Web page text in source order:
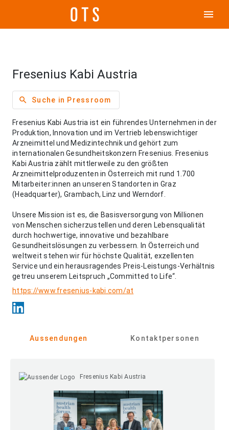
menu
Fresenius Kabi Austria
search Suche in Pressroom
Fresenius Kabi Austria ist ein führendes Unternehmen in der
Produktion, Innovation und im Vertrieb lebenswichtiger
Arzneimittel und Medizintechnik und gehört zum
internationalen Gesundheitskonzern Fresenius. Fresenius
Kabi Austria zählt mittlerweile zu den größten
Arzneimittelproduzenten in Österreich mit rund 1.700
Mitarbeiter:innen an unseren Standorten in Graz
(Headquarter), Grambach, Linz und Werndorf.
Unsere Mission ist es, die Basisversorgung von Millionen
von Menschen sicherzustellen und deren Lebensqualität
durch hochwertige, innovative und bezahlbare
Gesundheitslösungen zu verbessern. In Österreich und
weltweit stehen wir für höchste Qualität, exzellenten
Service und ein herausragendes Preis-Leistungs-Verhältnis
getreu unserem Leitspruch „Committed to Life“.
https://www.fresenius-kabi.com/at
Aussendungen Kontaktpersonen
Fresenius Kabi Austria